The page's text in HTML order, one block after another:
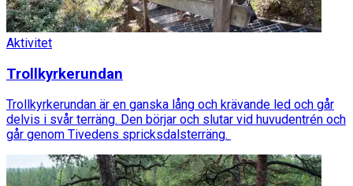
Aktivitet
Trollkyrkerundan
Trollkyrkerundan är en ganska lång och krävande led och går
delvis i svår terräng. Den börjar och slutar vid huvudentrén och
går genom Tivedens spricksdalsterräng.